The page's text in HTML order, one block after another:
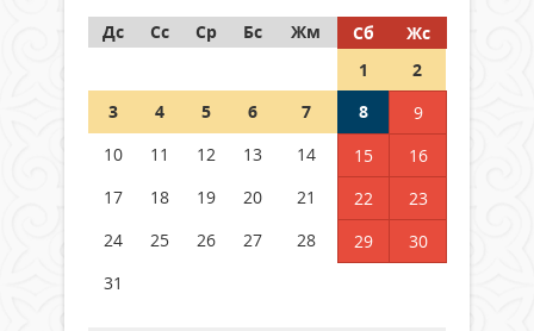
05 тамыз 2026 ж. 143
Шетелде жүрген Қазақстан
азаматтары қалай дауыс бере
Дс
Сс Ср Бс Жм Сб
Жс
1
2
3
4 5 6 7 8
9
10
11 12 13 14 15
16
17
18 19 20 21 22
23
24
25 26 27 28 29
30
31